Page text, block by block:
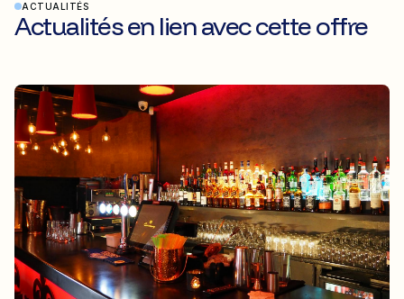
ACTUALITÉS
Actualités en lien avec cette offre